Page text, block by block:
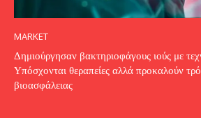
MARKET
Δημιούργησαν βακτηριοφάγους ιούς με
Υπόσχονται θεραπείες αλλά προκαλούν
βιοασφάλειας